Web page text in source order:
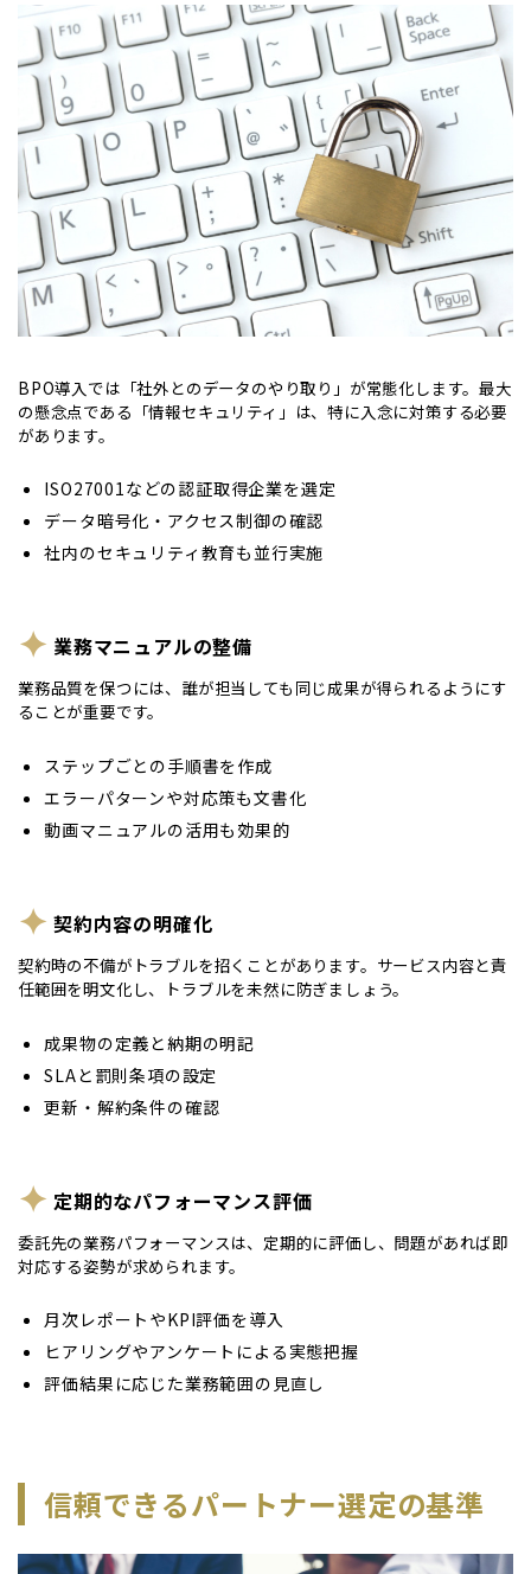
BPO導入では「社外とのデータのやり取り」が常態化します。最大
の懸念点である「情報セキュリティ」は、特に入念に対策する必要
があります。
ISO27001などの認証取得企業を選定
データ暗号化・アクセス制御の確認
社内のセキュリティ教育も並行実施
業務マニュアルの整備
業務品質を保つには、誰が担当しても同じ成果が得られるようにす
ることが重要です。
ステップごとの手順書を作成
エラーパターンや対応策も文書化
動画マニュアルの活用も効果的
契約内容の明確化
契約時の不備がトラブルを招くことがあります。サービス内容と責
任範囲を明文化し、トラブルを未然に防ぎましょう。
成果物の定義と納期の明記
SLAと罰則条項の設定
更新・解約条件の確認
定期的なパフォーマンス評価
委託先の業務パフォーマンスは、定期的に評価し、問題があれば即
対応する姿勢が求められます。
月次レポートやKPI評価を導入
ヒアリングやアンケートによる実態把握
評価結果に応じた業務範囲の見直し
信頼できるパートナー選定の基準